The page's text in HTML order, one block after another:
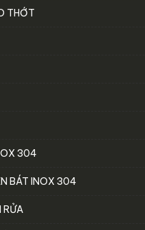
THỚT
304
BÁT INOX 304
RỬA